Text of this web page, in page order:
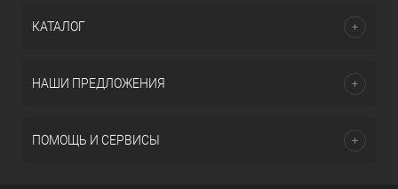
КАТАЛОГ
НАШИ ПРЕДЛОЖЕНИЯ
ПОМОЩЬ И СЕРВИСЫ